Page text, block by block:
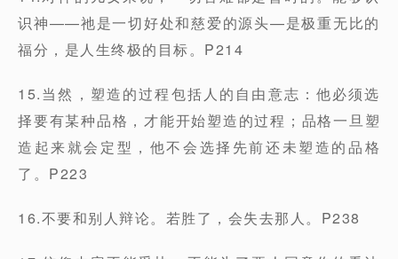
识神——祂是一切好处和慈爱的源头—是极重无比的
福分，是人生终极的目标。P214
15.当然，塑造的过程包括人的自由意志：他必须选
择要有某种品格，才能开始塑造的过程；品格一旦塑
造起来就会定型，他不会选择先前还未塑造的品格
了。P223
16.不要和别人辩论。若胜了，会失去那人。P238